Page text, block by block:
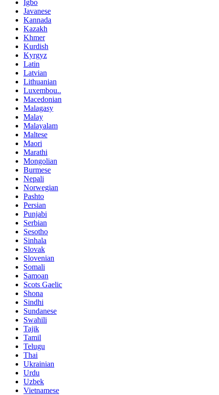
Igbo
Javanese
Kannada
Kazakh
Khmer
Kurdish
Kyrgyz
Latin
Latvian
Lithuanian
Luxembou..
Macedonian
Malagasy
Malay
Malayalam
Maltese
Maori
Marathi
Mongolian
Burmese
Nepali
Norwegian
Pashto
Persian
Punjabi
Serbian
Sesotho
Sinhala
Slovak
Slovenian
Somali
Samoan
Scots Gaelic
Shona
Sindhi
Sundanese
Swahili
Tajik
Tamil
Telugu
Thai
Ukrainian
Urdu
Uzbek
Vietnamese